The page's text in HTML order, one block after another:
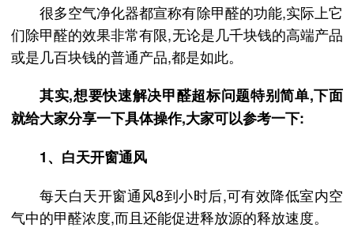
很多空气净化器都宣称有除甲醛的功能,实际上它
们除甲醛的效果非常有限,无论是几千块钱的高端产品
或是几百块钱的普通产品,都是如此。
其实,想要快速解决甲醛超标问题特别简单,下面
就给大家分享一下具体操作,大家可以参考一下:
1、白天开窗通风
每天白天开窗通风8到小时后,可有效降低室内空
气中的甲醛浓度,而且还能促进释放源的释放速度。